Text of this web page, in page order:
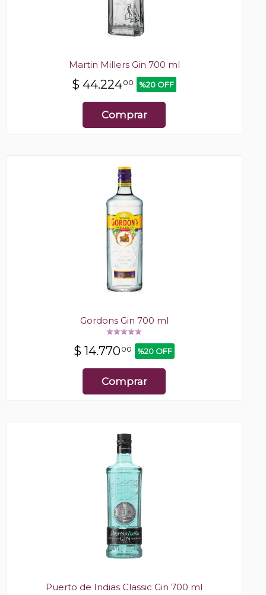
Martin Millers Gin 700 ml
$ 44.22400 %20 OFF
Comprar
Gordons Gin 700 ml
$ 14.77000 %20 OFF
Comprar
Puerto de Indias Classic Gin 700 ml